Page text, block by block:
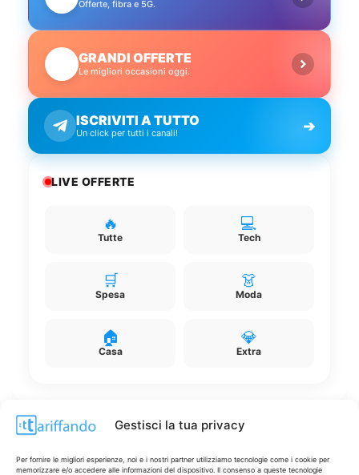
Gestisci la tua privacy
Per fornire le migliori esperienze, noi e i nostri partner utilizziamo tecnologie come i cookie per
memorizzare e/o accedere alle informazioni del dispositivo. Il consenso a queste tecnologie
Offerte, fibra e 5G.
GRANDI OFFERTE
Le migliori occasioni oggi.
ISCRIVITI A TUTTO
Un click per tutti i canali! ➔
LIVE OFFERTE
🔥
Tutte
💻
Tech
🛒
Spesa
👗
Moda
🏠
Casa
💎
Extra
Disclaimer